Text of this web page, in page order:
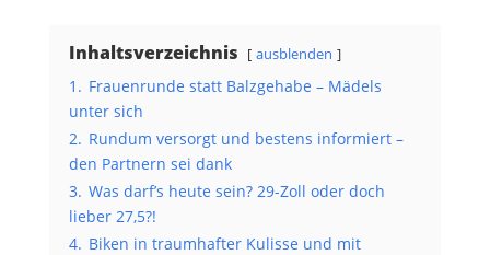
Inhaltsverzeichnis ausblenden
1. Frauenrunde statt Balzgehabe – Mädels
unter sich
2. Rundum versorgt und bestens informiert –
den Partnern sei dank
3. Was darf’s heute sein? 29-Zoll oder doch
lieber 27,5?!
4. Biken in traumhafter Kulisse und mit